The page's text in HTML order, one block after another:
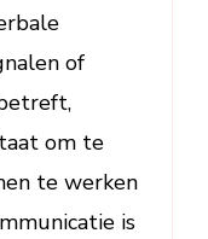
of
om te
te werken
is